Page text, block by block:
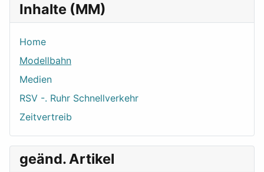
Inhalte (MM)
Home
Modellbahn
Medien
RSV -. Ruhr Schnellverkehr
Zeitvertreib
geänd. Artikel